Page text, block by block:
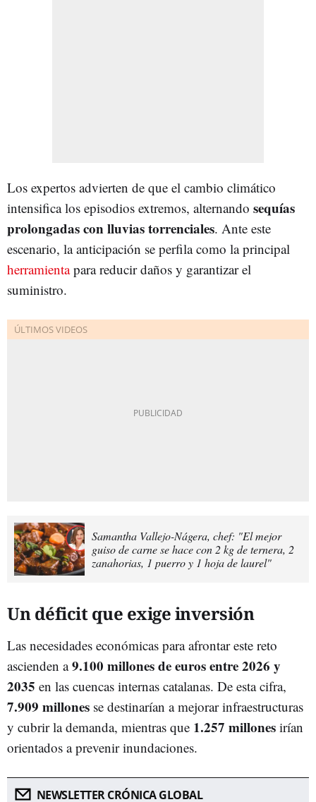
Los expertos advierten de que el cambio climático
intensifica los episodios extremos, alternando sequías
prolongadas con lluvias torrenciales. Ante este
escenario, la anticipación se perfila como la principal
herramientapara reducir daños y garantizar el
suministro.
Samantha Vallejo-Nágera, chef: "El mejor
guiso de carne se hace con 2 kg de ternera, 2
zanahorias, 1 puerro y 1 hoja de laurel"
Un déficit que exige inversión
Las necesidades económicas para afrontar este reto
ascienden a9.100 millones de euros entre 2026 y
2035 en las cuencas internas catalanas. De esta cifra,
7.909 millones se destinarían a mejorar infraestructuras
y cubrir la demanda, mientras que 1.257 millones irían
orientados a prevenir inundaciones.
NEWSLETTER CRÓNICA GLOBAL